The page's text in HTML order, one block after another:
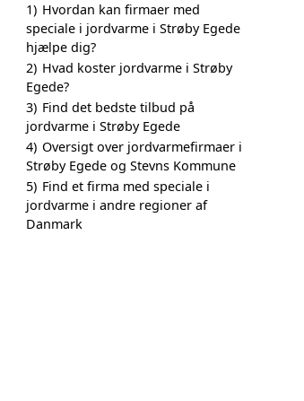
1) Hvordan kan firmaer med
speciale i jordvarme i Strøby Egede
hjælpe dig?
2) Hvad koster jordvarme i Strøby
Egede?
3) Find det bedste tilbud på
jordvarme i Strøby Egede
4) Oversigt over jordvarmefirmaer i
Strøby Egede og Stevns Kommune
5) Find et firma med speciale i
jordvarme i andre regioner af
Danmark